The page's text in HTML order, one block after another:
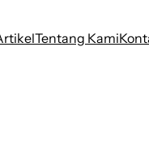
Tentang Kami